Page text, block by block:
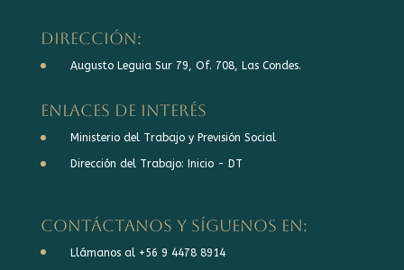
DIRECCIÓN:
Augusto Leguia Sur 79, Of. 708, Las Condes.
Enlaces de interés
Ministerio del Trabajo y Previsión Social
Dirección del Trabajo: Inicio - DT
Contáctanos y síguenos en:
Llámanos al +56 9 4478 8914